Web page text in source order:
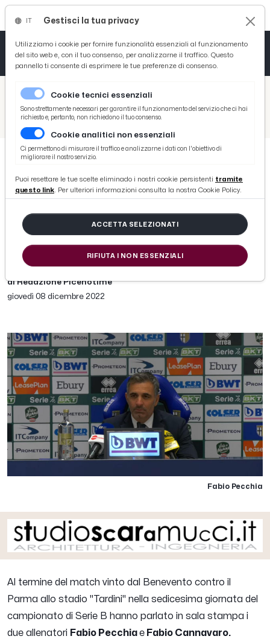
/ Picenotime
/ Serie B
Parma-Benevento 0-1, voci Pecchia (“Prestazione sotto tono”) e Cannavaro (“Gruppo mi sta dando tanto”)
Parma-Benevento 0-1, voci Pecchia
(“Prestazione sotto tono”) e
Cannavaro (“Gruppo mi sta dando
tanto”)
di Redazione Picenotime
giovedì 08 dicembre 2022
Fabio Pecchia
Al termine del match vinto dal Benevento contro il
Parma allo stadio "Tardini" nella sedicesima giornata del
campionato di Serie B hanno parlato in sala stampa i
due allenatori Fabio Pecchiae Fabio Cannavaro.
Gestisci la tua privacy
Utilizziamo i cookie per fornire funzionalità essenziali al funzionamento
del sito web e, con il tuo consenso, per analizzarne il traffico. Questo
pannello ti consente di esprimere le tue preferenze di consenso.
Cookie tecnici essenziali
Sono strettamente necessari per garantire il funzionamento del servizio che ci hai
richiesto e, pertanto, non richiedono il tuo consenso.
Cookie analitici non essenziali
Ci permettono di misurare il traffico e analizzarne i dati con l'obiettivo di
migliorare il nostro servizio.
Puoi resettare le tue scelte eliminado i nostri cookie persistenti tramite
questo link. Per ulteriori informazioni consulta la nostra Cookie Policy.
ACCETTA SELEZIONATI
RIFIUTA I NON ESSENZIALI
Tutto News
Tutto Sport
Basket
Ciclismo
Tutto Curiosità